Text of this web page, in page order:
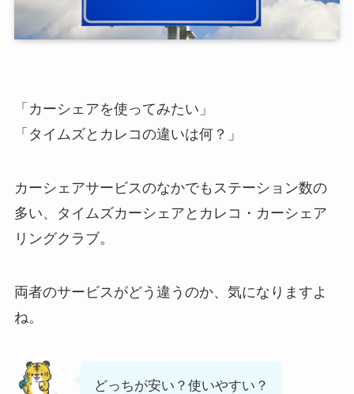
「カーシェアを使ってみたい」
「タイムズとカレコの違いは何？」
カーシェアサービスのなかでもステーション数の
多い、タイムズカーシェアとカレコ・カーシェア
リングクラブ。
両者のサービスがどう違うのか、気になりますよ
ね。
どっちが安い？使いやすい？